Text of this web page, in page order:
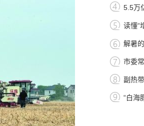
5.5万
读懂“
解暑
市委
副热
“白海